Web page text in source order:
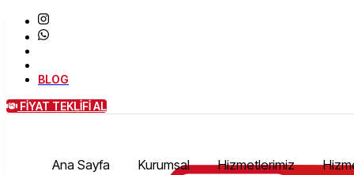
BLOG
FİYAT TEKLİFİ AL
Ana Sayfa Kurumsal Hizmetlerimiz